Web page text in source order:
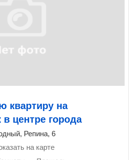
квартиру на
центре города
Репина, 6
на карте